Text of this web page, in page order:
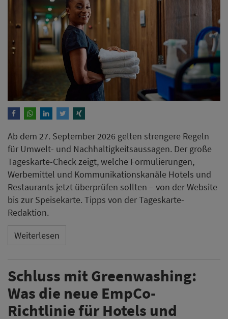
Ab dem 27. September 2026 gelten strengere Regeln
für Umwelt- und Nachhaltigkeitsaussagen. Der große
Tageskarte-Check zeigt, welche Formulierungen,
Werbemittel und Kommunikationskanäle Hotels und
Restaurants jetzt überprüfen sollten – von der Website
bis zur Speisekarte. Tipps von der Tageskarte-
Redaktion.
Weiterlesen
Schluss mit Greenwashing:
Was die neue EmpCo-
Richtlinie für Hotels und